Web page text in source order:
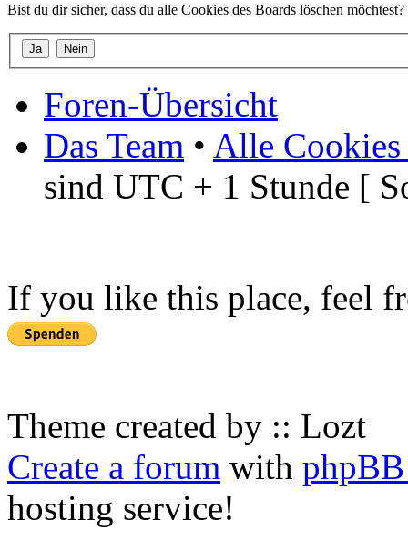
Bist du dir sicher, dass du alle Cookies des Boards löschen möchtest?
Foren-Übersicht
Das Team • Alle Cookies
sind UTC + 1 Stunde [
If you like this place, feel
Theme created by :: Lozt
Create a forum with
hosting service!